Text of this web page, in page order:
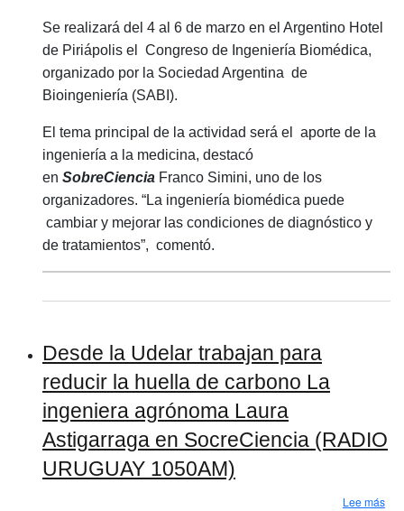
Se realizará del 4 al 6 de marzo en el Argentino Hotel
de Piriápolis el Congreso de Ingeniería Biomédica,
organizado por la Sociedad Argentina de
Bioingeniería (SABI).
El tema principal de la actividad será el aporte de la
ingeniería a la medicina, destacó
en SobreCiencia Franco Simini, uno de los
organizadores. “La ingeniería biomédica puede
cambiar y mejorar las condiciones de diagnóstico y
de tratamientos”, comentó.
Desde la Udelar trabajan para
reducir la huella de carbono La
ingeniera agrónoma Laura
Astigarraga en SocreCiencia (RADIO
URUGUAY 1050AM)
Lee más